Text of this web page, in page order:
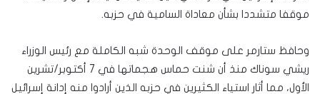
موقفا متشددا بشأن معاداة السامية في حزبه.
وحافظ ستارمر على موقف الوحدة شبه الكاملة مع رئيس الوزراء
ريشي سوناك منذ أن شنت حماس هجماتها في 7 أكتوبر/تشرين
الأول، مما أثار استياء الكثيرين في حزبه الذين أرادوا منه إدانة إسرائيل